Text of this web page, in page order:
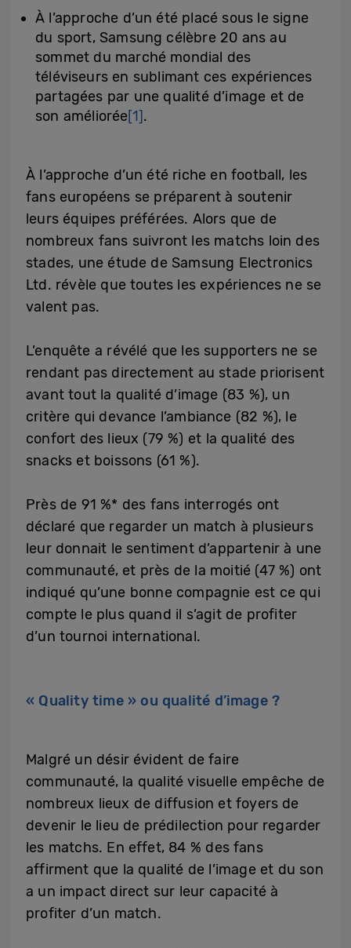
À l’approche d’un été placé sous le signe
du sport, Samsung célèbre 20 ans au
sommet du marché mondial des
téléviseurs en sublimant ces expériences
partagées par une qualité d’image et de
son améliorée[1].
À l’approche d’un été riche en football, les
fans européens se préparent à soutenir
leurs équipes préférées. Alors que de
nombreux fans suivront les matchs loin des
stades, une étude de Samsung Electronics
Ltd. révèle que toutes les expériences ne se
valent pas.
L’enquête a révélé que les supporters ne se
rendant pas directement au stade priorisent
avant tout la qualité d’image (83 %), un
critère qui devance l’ambiance (82 %), le
confort des lieux (79 %) et la qualité des
snacks et boissons (61 %).
Près de 91 %* des fans interrogés ont
déclaré que regarder un match à plusieurs
leur donnait le sentiment d’appartenir à une
communauté, et près de la moitié (47 %) ont
indiqué qu’une bonne compagnie est ce qui
compte le plus quand il s’agit de profiter
d’un tournoi international.
« Quality time » ou qualité d’image ?
Malgré un désir évident de faire
communauté, la qualité visuelle empêche de
nombreux lieux de diffusion et foyers de
devenir le lieu de prédilection pour regarder
les matchs. En effet, 84 % des fans
affirment que la qualité de l’image et du son
a un impact direct sur leur capacité à
profiter d’un match.